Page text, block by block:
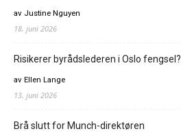
av Justine Nguyen
18. juni 2026
Risikerer byrådslederen i Oslo fengsel?
av Ellen Lange
13. juni 2026
Brå slutt for Munch-direktøren